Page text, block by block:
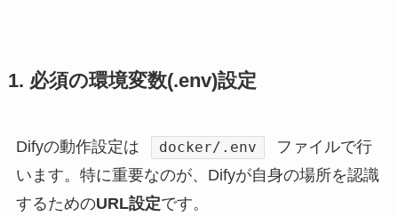
1. 必須の環境変数(.env)設定
Difyの動作設定は docker/.env
ファイルで行
います。特に重要なのが、Difyが自身の場所を認識
するためのURL設定です。